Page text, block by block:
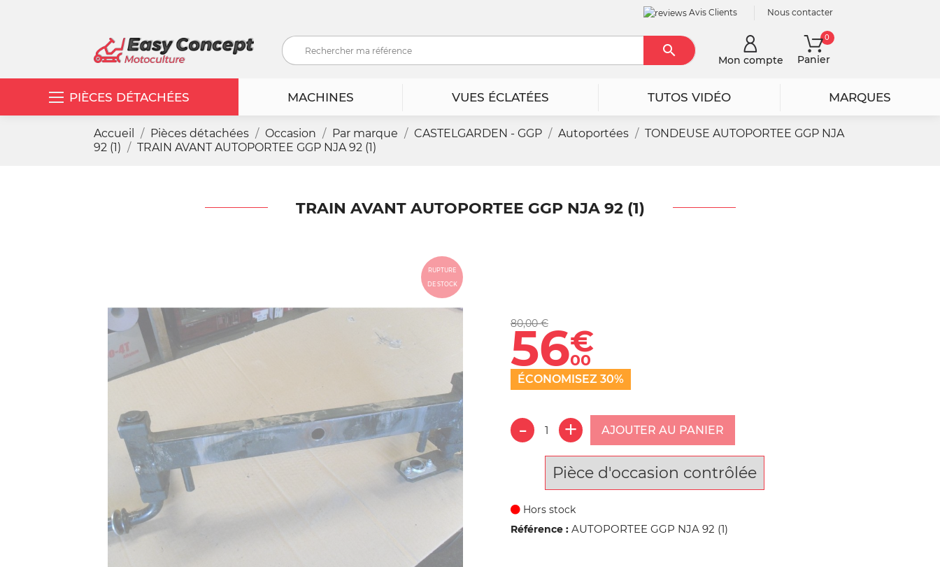
Avis Clients Nous contacter
RechercherMon compte Panier
0
PIÈCES DÉTACHÉES MACHINES VUES ÉCLATÉES TUTOS VIDÉO MARQUES
Accueil Pièces détachées Occasion Par marque CASTELGARDEN - GGP Autoportées
TONDEUSE AUTOPORTEE GGP NJA
92 (1)
TRAIN AVANT AUTOPORTEE GGP NJA 92 (1)
TRAIN AVANT AUTOPORTEE GGP NJA 92 (1)
RUPTURE
DE STOCK
80,00 €
56€
00
ÉCONOMISEZ 30%
AJOUTER AU PANIER
Pièce d'occasion contrôlée
Hors stock
Référence : AUTOPORTEE GGP NJA 92 (1)